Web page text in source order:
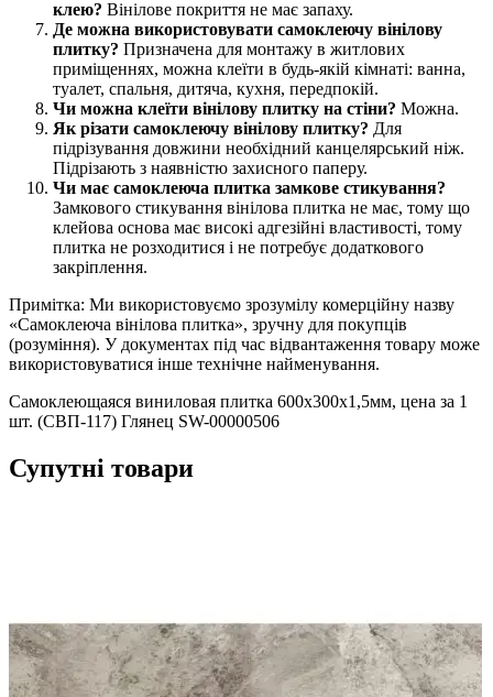
клею? Вінілове покриття не має запаху.
Де можна використовувати самоклеючу вінілову
плитку? Призначена для монтажу в житлових
приміщеннях, можна клеїти в будь-якій кімнаті: ванна,
туалет, спальня, дитяча, кухня, передпокій.
Чи можна клеїти вінілову плитку на стіни? Можна.
Як різати самоклеючу вінілову плитку? Для
підрізування довжини необхідний канцелярський ніж.
Підрізають з наявністю захисного паперу.
Чи має самоклеюча плитка замкове стикування?
Замкового стикування вінілова плитка не має, тому що
клейова основа має високі адгезійні властивості, тому
плитка не розходитися і не потребує додаткового
закріплення.
Примітка: Ми використовуємо зрозумілу комерційну назву
«Самоклеюча вінілова плитка», зручну для покупців
(розуміння). У документах під час відвантаження товару може
використовуватися інше технічне найменування.
Самоклеющаяся виниловая плитка 600х300х1,5мм, цена за 1
шт. (СВП-117) Глянец SW-00000506
Супутні товари